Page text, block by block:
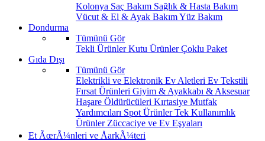
Kolonya Saç Bakım Sağlık & Hasta Bakım
Vücut & El & Ayak BakımYüz Bakım
Dondurma
Tümünü Gör
Tekli ÜrünlerKutu ÜrünlerÇoklu Paket
Gıda Dışı
Tümünü Gör
Elektrikli ve Elektronik Ev Aletleri Ev Tekstili
Fırsat Ürünleri Giyim & Ayakkabı & Aksesuar
Haşare Öldürücüleri Kırtasiye Mutfak
Yardımcıları Spot ÜrünlerTek Kullanımlık
Ürünler Züccaciye ve Ev Eşyaları
Et ÃœrÃ¼nleri ve ÅarkÃ¼teri